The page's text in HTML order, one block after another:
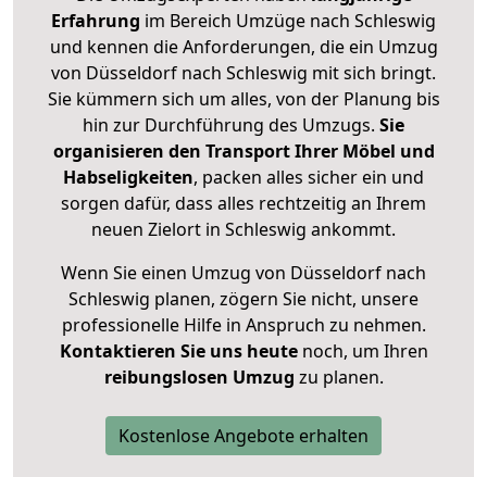
Erfahrung im Bereich Umzüge nach Schleswig
und kennen die Anforderungen, die ein Umzug
von Düsseldorf nach Schleswig mit sich bringt.
Sie kümmern sich um alles, von der Planung bis
hin zur Durchführung des Umzugs. Sie
organisieren den Transport Ihrer Möbel und
Habseligkeiten, packen alles sicher ein und
sorgen dafür, dass alles rechtzeitig an Ihrem
neuen Zielort in Schleswig ankommt.
Wenn Sie einen Umzug von Düsseldorf nach
Schleswig planen, zögern Sie nicht, unsere
professionelle Hilfe in Anspruch zu nehmen.
Kontaktieren Sie uns heutenoch, um Ihren
reibungslosen Umzug zu planen.
Kostenlose Angebote erhalten